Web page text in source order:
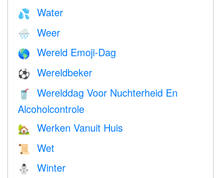
💦 Water
🌧 Weer
🌎 Wereld Emoji-Dag
⚽ Wereldbeker
🥤
Werelddag Voor Nuchterheid En
Alcoholcontrole
🏡 Werken Vanuit Huis
📜 Wet
⛄ Winter